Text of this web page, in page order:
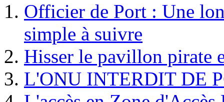
Officier de Port : Une
simple à suivre
Hisser le pavillon pirate
L'ONU INTERDIT DE